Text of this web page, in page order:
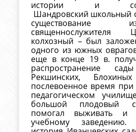
истории и
Шандровский школьный
священнослужителя
колхозный – был
одного из южных
еще в конце 19 в.
распространение
Рекшинских,
послевоенное время при
педагогическом
большой плодовый
помогал выживать и
учебному заведению.